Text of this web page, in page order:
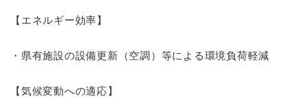
【エネルギー効率】
・県有施設の設備更新（空調）等による環境負荷軽減
【気候変動への適応】